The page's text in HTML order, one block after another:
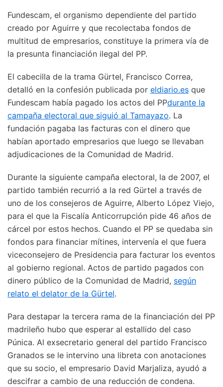
Fundescam, el organismo dependiente del partido
creado por Aguirre y que recolectaba fondos de
multitud de empresarios, constituye la primera vía de
la presunta financiación ilegal del PP.
El cabecilla de la trama Gürtel, Francisco Correa,
detalló en la confesión publicada por eldiario.es que
Fundescam había pagado los actos del PPdurante la
campaña electoral que siguió al Tamayazo. La
fundación pagaba las facturas con el dinero que
habían aportado empresarios que luego se llevaban
adjudicaciones de la Comunidad de Madrid.
Durante la siguiente campaña electoral, la de 2007, el
partido también recurrió a la red Gürtel a través de
uno de los consejeros de Aguirre, Alberto López Viejo,
para el que la Fiscalía Anticorrupción pide 46 años de
cárcel por estos hechos. Cuando el PP se quedaba sin
fondos para financiar mítines, intervenía el que fuera
viceconsejero de Presidencia para facturar los eventos
al gobierno regional. Actos de partido pagados con
dinero público de la Comunidad de Madrid, según
relato el delator de la Gürtel.
Para destapar la tercera rama de la financiación del PP
madrileño hubo que esperar al estallido del caso
Púnica. Al exsecretario general del partido Francisco
Granados se le intervino una libreta con anotaciones
que su socio, el empresario David Marjaliza, ayudó a
descifrar a cambio de una reducción de condena.